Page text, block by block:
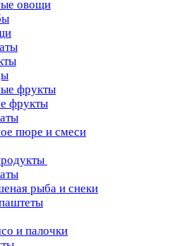
овощи
фрукты
фрукты
пюре и смеси
рыба и снеки
и палочки